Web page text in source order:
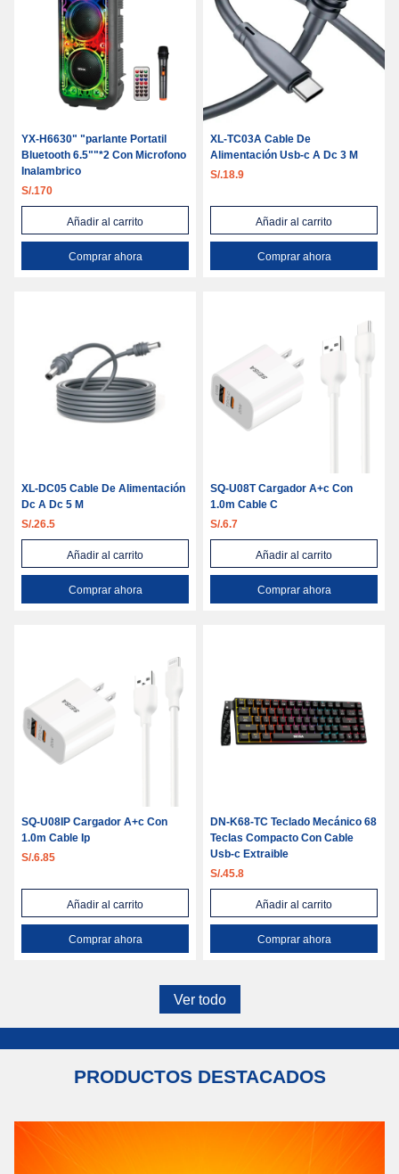
YX-H6630" "parlante Portatil
Bluetooth 6.5""*2 Con Microfono
Inalambrico
S/.170
Añadir al carrito
Comprar ahora
XL-TC03A Cable De
Alimentación Usb-c A Dc 3 M
S/.18.9
Añadir al carrito
Comprar ahora
XL-DC05 Cable De Alimentación
Dc A Dc 5 M
S/.26.5
Añadir al carrito
Comprar ahora
SQ-U08T Cargador A+c Con
1.0m Cable C
S/.6.7
Añadir al carrito
Comprar ahora
SQ-U08IP Cargador A+c Con
1.0m Cable Ip
S/.6.85
Añadir al carrito
Comprar ahora
DN-K68-TC Teclado Mecánico 68
Teclas Compacto Con Cable
Usb-c Extraible
S/.45.8
Añadir al carrito
Comprar ahora
Ver todo
PRODUCTOS DESTACADOS